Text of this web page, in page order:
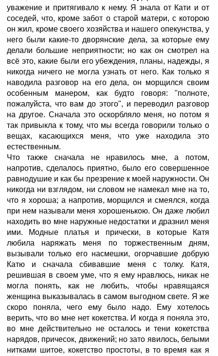
уважение и притягивало к нему. Я знала от Кати и от
соседей, что, кроме забот о старой матери, с которою
он жил, кроме своего хозяйства и нашего опекунства, у
него были какие-то дворянские дела, за которые ему
делали большие неприятности; но как он смотрел на
всё это, какие были его убеждения, планы, надежды, я
никогда ничего не могла узнать от него. Как только я
наводила разговор на его дела, он морщился своим
особенным манером, как будто говоря: "полноте,
пожалуйста, что вам до этого", и переводил разговор
на другое. Сначала это оскорбляло меня, но потом я
так привыкла к тому, что мы всегда говорили только о
вещах, касающихся меня, что уже находила это
естественным.
Что также сначала не нравилось мне, а потом,
напротив, сделалось приятно, было его совершенное
равнодушие и как бы презрение к моей наружности. Он
никогда ни взглядом, ни словом не намекал мне на то,
что я хороша; а напротив, морщился и смеялся, когда
при нем называли меня хорошенькою. Он даже любил
находить во мне наружные недостатки и дразнил меня
ими. Модные платья и прически, в которые Катя
любила наряжать меня по торжественным дням,
вызывали только его насмешки, огорчавшие добрую
Катю и сначала сбивавшие меня с толку. Катя,
решившая в своем уме, что я ему нравлюсь, никак не
могла понять, как не любить, чтобы нравящаяся
женщина выказывалась в самом выгодном свете. Я же
скоро поняла, чего ему было надо. Ему хотелось
верить, что во мне нет кокетства. И когда я поняла это,
во мне действительно не осталось и тени кокетства
нарядов, причесок, движений; но зато явилось, белыми
нитками шитое, кокетство простоты, в то время как я